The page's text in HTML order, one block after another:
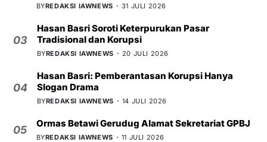
BYREDAKSI IAWNEWS 31 JULI 2026
03
Hasan Basri Soroti Keterpurukan Pasar
Tradisional dan Korupsi
BYREDAKSI IAWNEWS 20 JULI 2026
04
Hasan Basri: Pemberantasan Korupsi Hanya
Slogan Drama
BYREDAKSI IAWNEWS 14 JULI 2026
05
Ormas Betawi Gerudug Alamat Sekretariat GPBJ
BYREDAKSI IAWNEWS 11 JULI 2026